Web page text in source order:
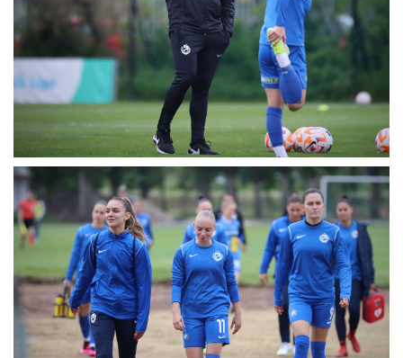
KLUB
GALÉRIA
SZURKOLÓI ÉLMÉNYEK
SAJTÓ